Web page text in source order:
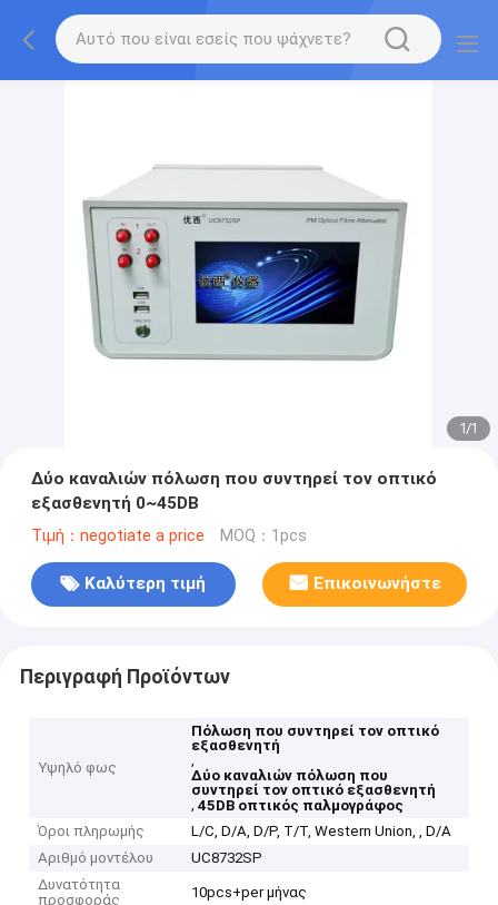
1/1
Δύο καναλιών πόλωση που συντηρεί τον οπτικό
εξασθενητή 0~45DB
Τιμή：negotiate a price MOQ：1pcs
Καλύτερη τιμή Επικοινωνήστε
Περιγραφή Προϊόντων
Υψηλό φως
Πόλωση που συντηρεί τον οπτικό
εξασθενητή
,
Δύο καναλιών πόλωση που
συντηρεί τον οπτικό εξασθενητή
,45DB οπτικός παλμογράφος
Όροι πληρωμής
L/C, D/A, D/P, T/T, Western Union, , D/A
Αριθμό μοντέλου
UC8732SP
Δυνατότητα
προσφοράς
10pcs+per μήνας